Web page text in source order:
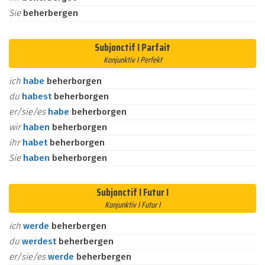
Sie beherbergen
Subjonctif I Parfait
Konjunktiv I Perfekt
ich habe beherborgen
du habest beherborgen
er/sie/es habe beherborgen
wirhaben beherborgen
ihrhabet beherborgen
Sie haben beherborgen
Subjonctif I Futur I
Konjunktiv I Futur I
ich werde beherbergen
du werdest beherbergen
er/sie/eswerde beherbergen